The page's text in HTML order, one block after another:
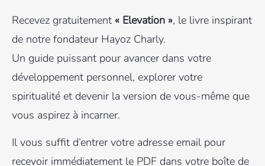
Recevez gratuitement « Elevation », le livre inspirant
de notre fondateur Hayoz Charly.
Un guide puissant pour avancer dans votre
développement personnel, explorer votre
spiritualité et devenir la version de vous-même que
vous aspirez à incarner.
Il vous suffit d’entrer votre adresse email pour
recevoir immédiatement le PDF dans votre boîte de